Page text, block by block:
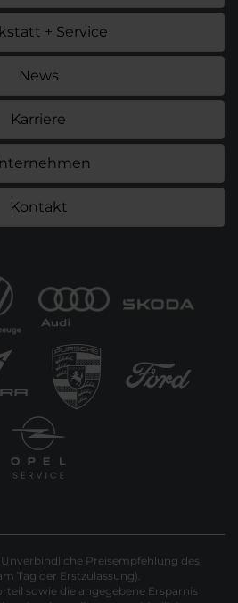
+ Service
News
Karriere
Kontakt
Preisempfehlung des
Tag der Erstzulassung).
sowie die angegebene Ersparnis